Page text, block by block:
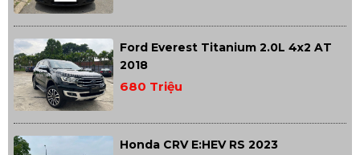
Ford Everest Titanium 2.0L 4x2 AT
2018
680 Triệu
Honda CRV E:HEV RS 2023